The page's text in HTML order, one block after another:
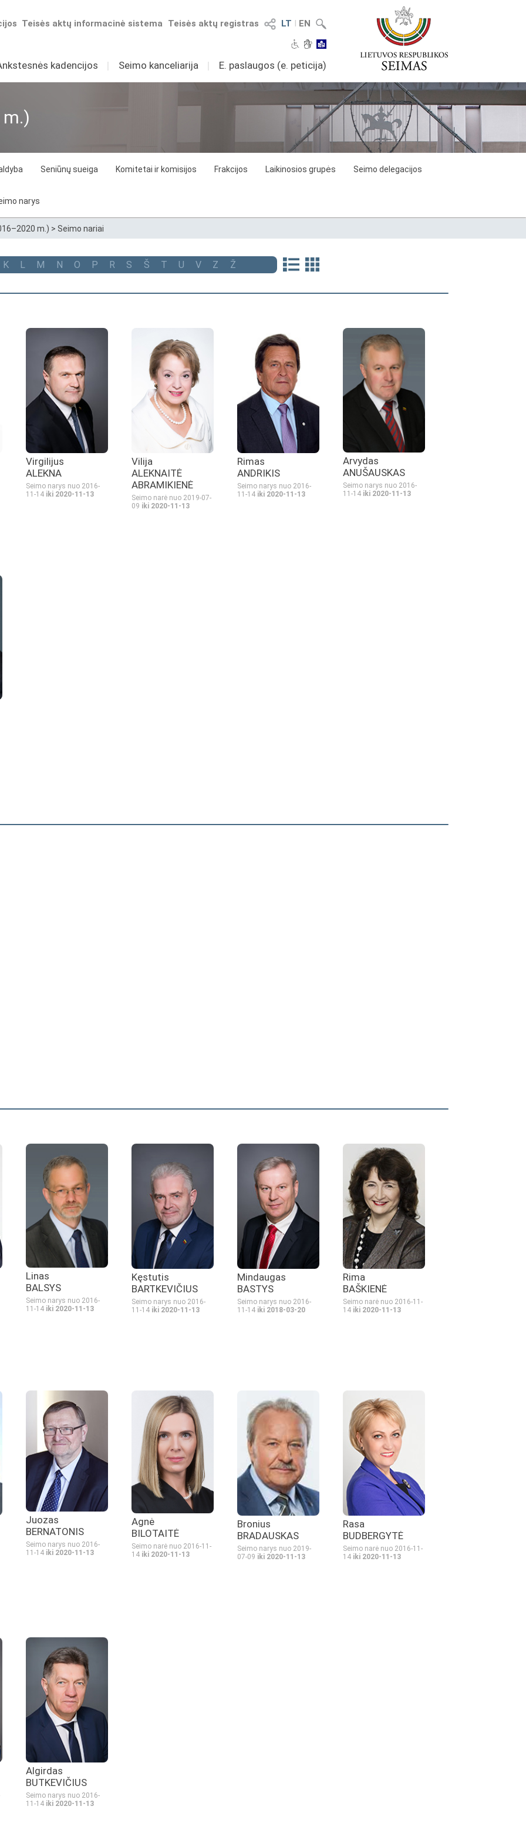
LT I EN
Teisės aktų registras
Teisės aktų informacinė sistema
kadencijos I Seimo kanceliarija I E. paslaugos (e. peticija)
Seniūnų sueiga Komitetai ir komisijos Frakcijos Laikinosios grupės
Seimo delegacijos
narys
m.) > Seimo nariai
K L M N O P R S Š T U V Z Ž
Virgilijus
ALEKNA
Seimo narys nuo 2016-
11-14 iki 2020-11-13
Vilija
ALEKNAITĖ
ABRAMIKIENĖ
Seimo narė nuo 2019-07-
09 iki 2020-11-13
Rimas
ANDRIKIS
Seimo narys nuo 2016-
11-14 iki 2020-11-13
Arvydas
ANUŠAUSKAS
Seimo narys nuo 2016-
11-14 iki 2020-11-13
Linas
BALSYS
Seimo narys nuo 2016-
11-14 iki 2020-11-13
Kęstutis
BARTKEVIČIUS
Seimo narys nuo 2016-
11-14 iki 2020-11-13
Mindaugas
BASTYS
Seimo narys nuo 2016-
11-14 iki 2018-03-20
Rima
BAŠKIENĖ
Seimo narė nuo 2016-11-
14 iki 2020-11-13
Juozas
BERNATONIS
Seimo narys nuo 2016-
11-14 iki 2020-11-13
Agnė
BILOTAITĖ
Seimo narė nuo 2016-11-
14 iki 2020-11-13
Bronius
BRADAUSKAS
Seimo narys nuo 2019-
07-09 iki 2020-11-13
Rasa
BUDBERGYTĖ
Seimo narė nuo 2016-11-
14 iki 2020-11-13
Algirdas
BUTKEVIČIUS
Seimo narys nuo 2016-
11-14 iki 2020-11-13